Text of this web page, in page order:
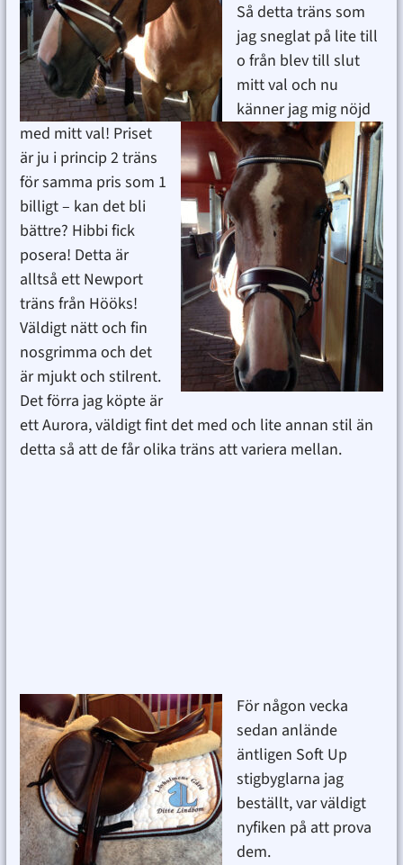
Så detta träns som
jag sneglat på lite till
o från blev till slut
mitt val och nu
känner jag mig nöjd
med mitt val! Priset
är ju i princip 2 träns
för samma pris som 1
billigt – kan det bli
bättre? Hibbi fick
posera! Detta är
alltså ett Newport
träns från Hööks!
Väldigt nätt och fin
nosgrimma och det
är mjukt och stilrent.
Det förra jag köpte är
ett Aurora, väldigt fint det med och lite annan stil än
detta så att de får olika träns att variera mellan.
För någon vecka
sedan anlände
äntligen Soft Up
stigbyglarna jag
beställt, var väldigt
nyfiken på att prova
dem.